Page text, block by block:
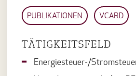
PUBLIKATIONEN VCARD
TÄTIGKEITSFELD
Energiesteuer-/